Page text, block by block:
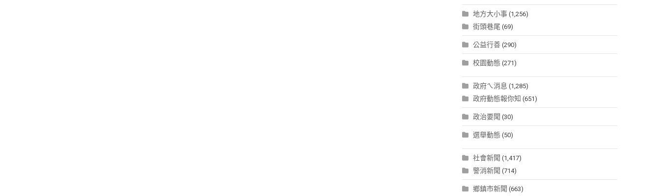
地方大小事 (1,256)
街頭巷尾 (69)
公益行善 (290)
校園動態 (271)
政府ㄟ消息 (1,285)
政府動態報你知 (651)
政治要聞 (30)
選舉動態 (50)
社會新聞 (1,417)
警消新聞 (714)
鄉鎮市新聞 (663)